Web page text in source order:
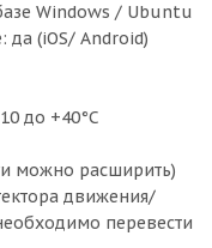
Windows / Ubuntu
да (iOS/ Android)
до +40°C
можно расширить)
движения/
перевести